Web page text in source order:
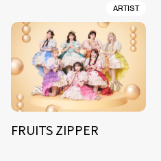
ARTIST
FRUITS ZIPPER